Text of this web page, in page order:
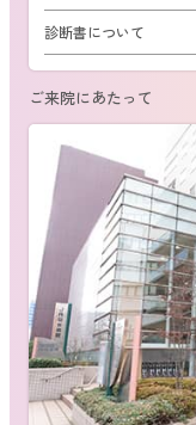
診断書について
ご来院にあたって